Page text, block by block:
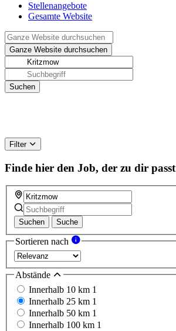
Stellenangebote
Gesamte Website
Filter
Finde hier den Job, der zu dir passt
Suchen Suche
Sortieren nach
Abstände
Innerhalb 10 km 1
Innerhalb 25 km 1
Innerhalb 50 km 1
Innerhalb 100 km 1